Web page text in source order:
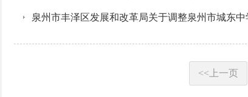
泉州市丰泽区发展和改革局关于调整泉州市城东
<<上一页